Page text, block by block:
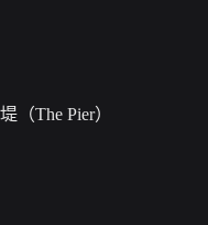
堤（The Pier）